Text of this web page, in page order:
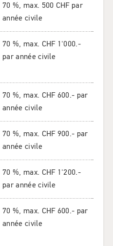
70 %, max. 500 CHF par
année civile
70 %, max. CHF 1'000.-
par année civile
70 %, max. CHF 600.- par
année civile
70 %, max. CHF 900.- par
année civile
70 %, max. CHF 1'200.-
par année civile
70 %, max. CHF 600.- par
année civile